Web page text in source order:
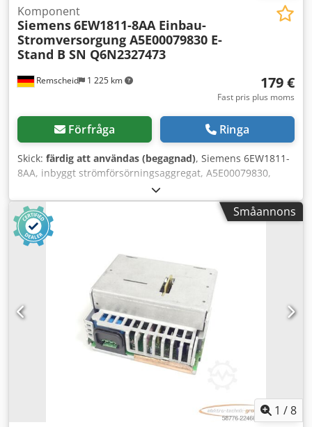
Remscheid 1 225 km
Komponent
Siemens6EW1811-8AA Einbau-
Stromversorgung A5E00079830 E-
Stand B SN Q6N2327473
179 €
Fast pris plus moms
Förfråga Ringa
Skick: färdig att användas (begagnad), Siemens 6EW1811-
8AA, inbyggt strömförsörningsaggregat, A5E00079830,
elektronisk version B, serienummer Q6N2327473,
begagnad, i gott skick, 100 % funktionellt, leveransomfång
enligt bilder. Cedpfxezqxwto Ak Hoha
Småannons
1 /8